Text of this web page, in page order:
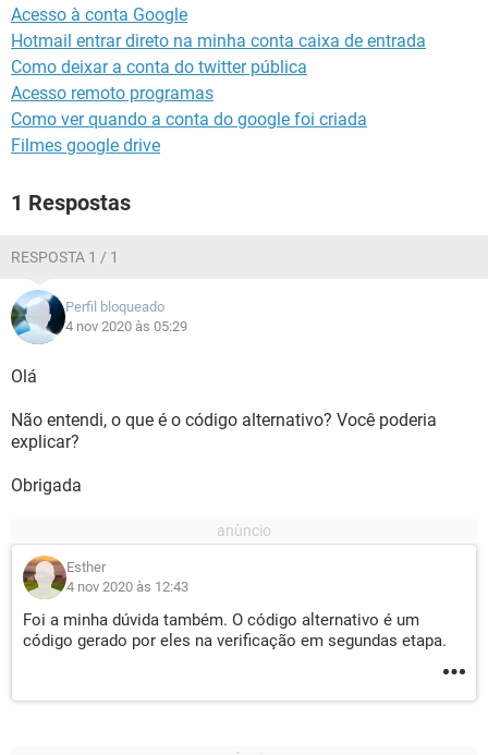
Acesso à conta Google
Hotmail entrar direto na minha conta caixa de entrada
Como deixar a conta do twitter pública
Acesso remoto programas
Como ver quando a conta do google foi criada
Filmes google drive
1 Respostas
RESPOSTA 1 / 1
Perfil bloqueado
4 nov 2020 às 05:29
Olá
Não entendi, o que é o código alternativo? Você poderia
explicar?
Obrigada
Esther
4 nov 2020 às 12:43
Foi a minha dúvida também. O código alternativo é um
código gerado por eles na verificação em segundas etapa.